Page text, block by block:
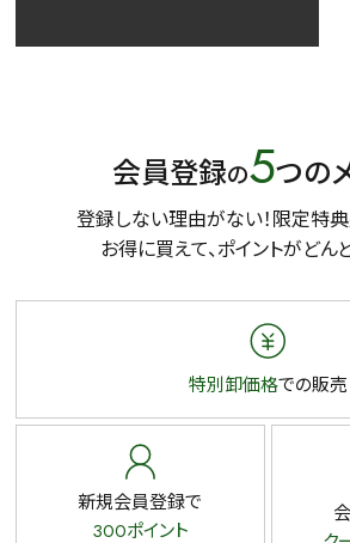
会員登録の5つの
登録しない理由がない！限定特典
お得に買えて、ポイントがどん
特別卸価格での販売
新規会員登録で
300ポイント